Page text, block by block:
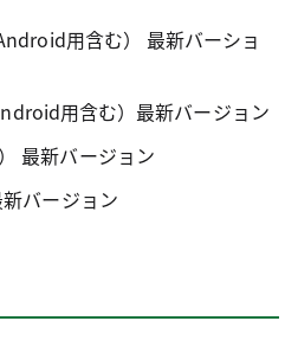
用含む） 最新バーショ
用含む）最新バージョン
最新バージョン
バージョン